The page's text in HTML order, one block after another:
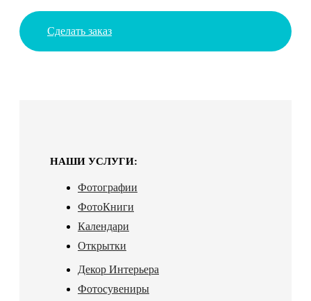
Сделать заказ
НАШИ УСЛУГИ:
Фотографии
ФотоКниги
Календари
Открытки
Декор Интерьера
Фотосувениры